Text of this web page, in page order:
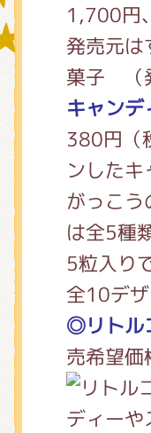
1,700円
発売元
菓子 （
キャンデ
380円（
ンした
がっこ
は全5種
5粒入り
全10デ
◎リトル
売希望
ディー
おたの
チア
くまの
くまの